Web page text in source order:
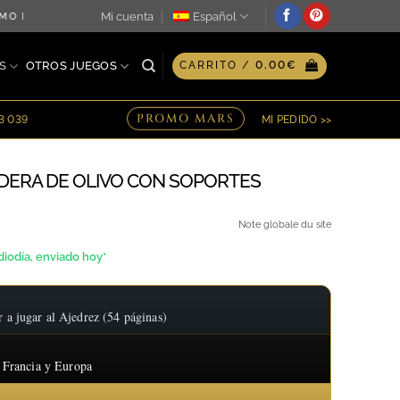
♖ OPCIÓN DE GRABADO PERSONALIZADO EN
Mi cuenta Español
OTROS JUEGOS CARRITO / 0.00€
039 PROMO MARS MI PEDIDO >>
DE OLIVO CON SOPORTES
enviado hoy*
Note globale du site
jugar al Ajedrez (54 páginas)
y Europa